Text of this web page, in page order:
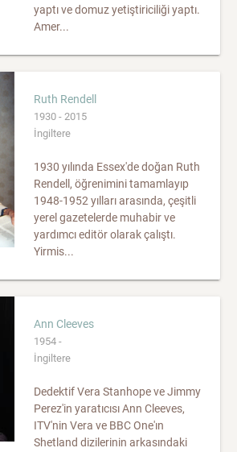
yaptı ve domuz yetiştiriciliği yaptı.
Amer...
Ruth Rendell
1930 - 2015
İngiltere
1930 yılında Essex'de doğan Ruth
Rendell, öğrenimini tamamlayıp
1948-1952 yılları arasında, çeşitli
yerel gazetelerde muhabir ve
yardımcı editör olarak çalıştı.
Yirmis...
Ann Cleeves
1954 -
İngiltere
Dedektif Vera Stanhope ve Jimmy
Perez'in yaratıcısı Ann Cleeves,
ITV'nin Vera ve BBC One'ın
Shetland dizilerinin arkasındaki